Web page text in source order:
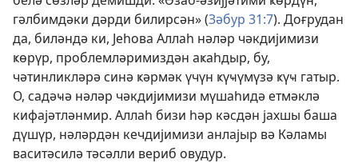
гәлбимдәки дәрди билирсән» (Зәбур 31:7). Доғрудан
да, биләндә ки, Јеһова Аллаһ нәләр чәкдијимизи
ҝөрүр, проблемләримиздән аҝаһдыр, бу,
чәтинликләрә синә ҝәрмәк үчүн ҝүҹүмүзә ҝүҹ гатыр.
О, садәҹә нәләр чәкдијимизи мүшаһидә етмәклә
кифајәтләнмир. Аллаһ бизи һәр кәсдән јахшы баша
дүшүр, нәләрдән кечдијимизи анлајыр вә Кәламы
васитәсилә тәсәлли вериб овудур.